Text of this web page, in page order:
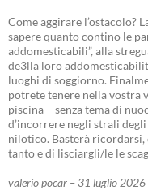
Come aggirare l’ostacolo?
sapere quanto contino le
addomesticabili”, alla
de3lla loro
luoghi di soggiorno.
potrete tenere nella vostra
piscina – senza tema di
d’incorrere negli strali
nilotico. Basterà ricordarsi,
tanto e di lisciargli/le le
valerio pocar – 31 luglio 2026